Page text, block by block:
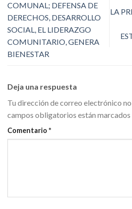
COMUNAL; DEFENSA DE
DERECHOS, DESARROLLO
SOCIAL, EL LIDERAZGO
COMUNITARIO, GENERA
BIENESTAR
LA
Deja una respuesta
Tu dirección de correo electrónico
campos obligatorios están marcados
Comentario *